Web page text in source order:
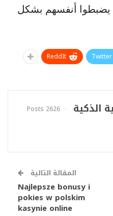
يضبطوا أنفسهم بشكل
Twitter
ReddIt
الذكية
2626 Posts
المقالة التالية
Najlepsze bonusy i
pokies w polskim
kasynie online